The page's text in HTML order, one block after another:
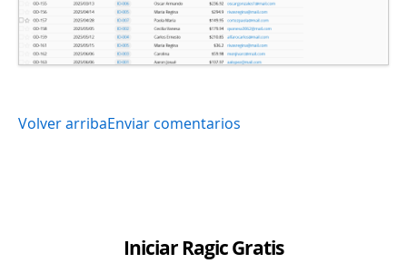
Volver arribaEnviar comentarios
Iniciar Ragic Gratis